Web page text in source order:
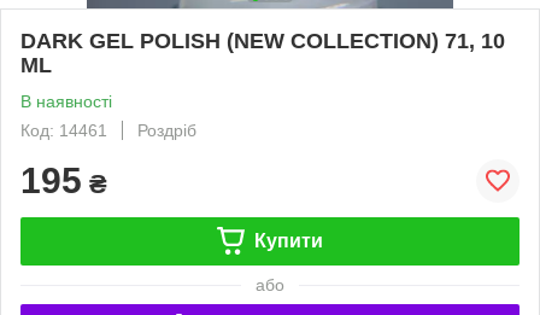
DARK GEL POLISH (NEW COLLECTION) 71, 10
ML
В наявності
Код: 14461
Роздріб
195 ₴
Купити
або